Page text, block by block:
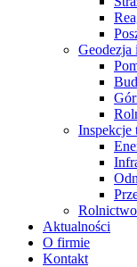
Geodezja
Inspekcje
Rolnictwo
Aktualności
O firmie
Kontakt